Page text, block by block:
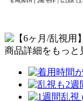
商品詳細をもっ